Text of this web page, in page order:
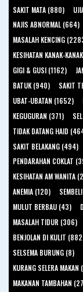
SAKIT MATA (880)
NAJIS ABNORMAL (664)
MASALAH KENCING
KESIHATAN KANAK-
GIGI & GUSI (1162)
BATUK (940)
SAKIT
UBAT-UBATAN (1652)
KEGUGURAN (371)
TIDAK DATANG HAID
SAKIT BELAKANG (494)
PENDARAHAN COKLAT
KESIHATAN AM WANITA
ANEMIA (120)
MULUT BERBAU (43)
MASALAH TIDUR (306)
BENJOLAN DI KULIT
SELSEMA BURUNG (8)
KURANG SELERA
MAKANAN TAMBAHAN